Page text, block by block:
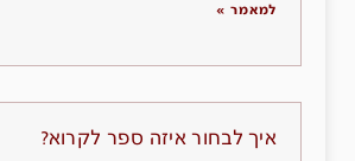
למאמר »
איך לבחור איזה ספר לקרוא?